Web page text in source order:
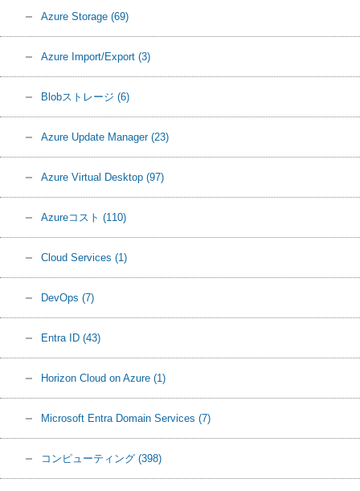
Azure Storage (69)
Azure Import/Export (3)
Blobストレージ (6)
Azure Update Manager (23)
Azure Virtual Desktop (97)
Azureコスト (110)
Cloud Services (1)
DevOps (7)
Entra ID (43)
Horizon Cloud on Azure (1)
Microsoft Entra Domain Services (7)
コンピューティング (398)